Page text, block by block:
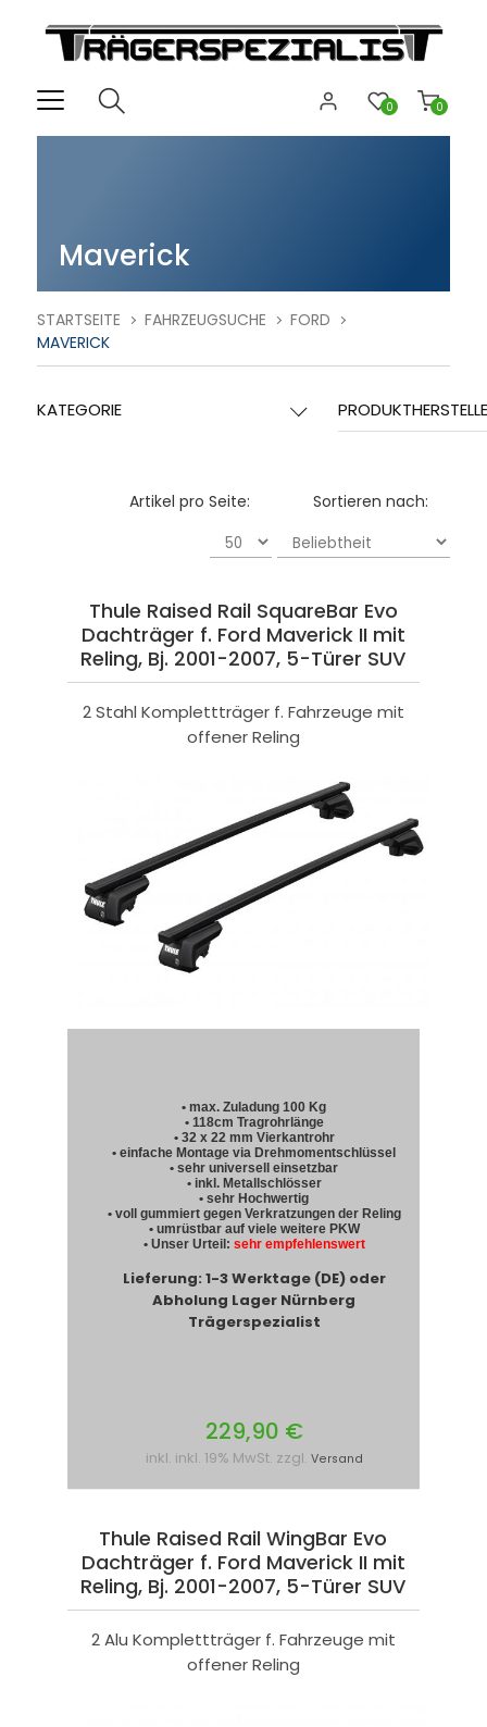
0
0
Maverick
STARTSEITE FAHRZEUGSUCHE
FORD
MAVERICK
KATEGORIE
Sortieren nach:
Artikel pro Seite:
Thule Raised Rail SquareBar Evo
Dachträger f. Ford Maverick II mit
Reling, Bj. 2001-2007, 5-Türer SUV
2 Stahl Komplettträger f. Fahrzeuge mit
offener Reling
• max. Zuladung 100 Kg
• 118cm Tragrohrlänge
• 32 x 22 mm Vierkantrohr
• einfache Montage via Drehmomentschlüssel
• sehr universell einsetzbar
• inkl. Metallschlösser
• sehr Hochwertig
• voll gummiert gegen Verkratzungen der Reling
• umrüstbar auf viele weitere PKW
• Unser Urteil: sehr empfehlenswert
Lieferung: 1-3 Werktage (DE) oder
Abholung Lager Nürnberg
Trägerspezialist
229,90 €
inkl. inkl. 19% MwSt. zzgl. Versand
Thule Raised Rail WingBar Evo
Dachträger f. Ford Maverick II mit
Reling, Bj. 2001-2007, 5-Türer SUV
2 Alu Komplettträger f. Fahrzeuge mit
offener Reling